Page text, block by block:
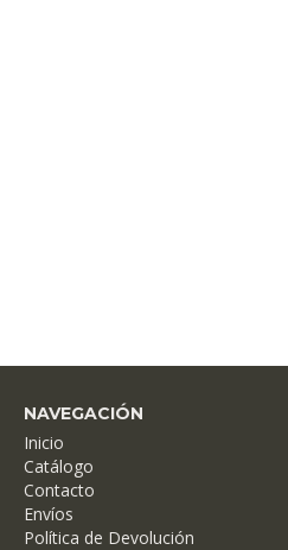
NAVEGACIÓN
Inicio
Catálogo
Contacto
Envíos
Política de Devolución